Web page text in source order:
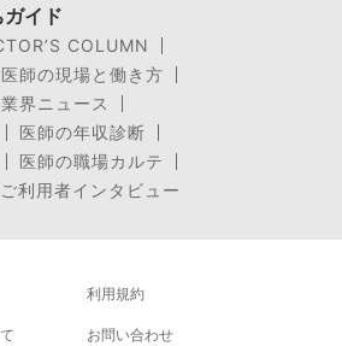
イド
COLUMN
医師の現場と働き方
業界ニュース
医師の年収診断
医師の職場カルテ
利用者インタビュー
利用規約
お問い合わせ